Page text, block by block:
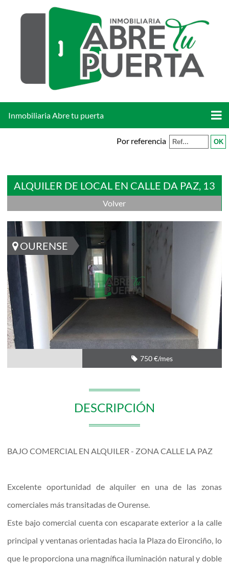
Inmobiliaria Abre tu puerta
Por referencia
ALQUILER DE LOCAL EN CALLE DA PAZ, 13
Volver
OURENSE
750 €/mes
DESCRIPCIÓN
BAJO COMERCIAL EN ALQUILER - ZONA CALLE LA PAZ
Excelente oportunidad de alquiler en una de las zonas
comerciales más transitadas de Ourense.
Este bajo comercial cuenta con escaparate exterior a la calle
principal y ventanas orientadas hacia la Plaza do Eironciño, lo
que le proporciona una magnífica iluminación natural y doble